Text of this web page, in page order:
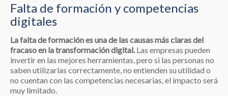
Falta de formación y competencias
digitales
La falta de formación es una de las causas más claras del
fracaso en la transformación digital.Las empresas pueden
invertir en las mejores herramientas, pero si las personas no
saben utilizarlas correctamente, no entienden su utilidad o
no cuentan con las competencias necesarias, el impacto será
muy limitado.